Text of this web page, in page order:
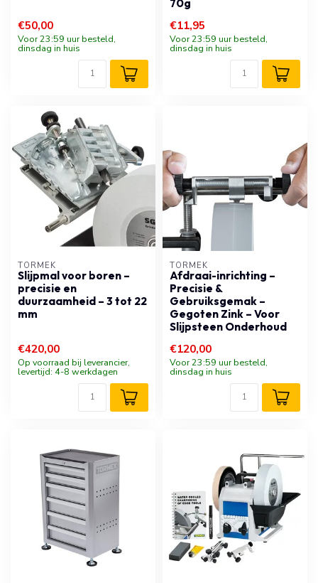
€50,00
Voor 23:59 uur besteld,
dinsdag in huis
70g
€11,95
Voor 23:59 uur besteld,
dinsdag in huis
TORMEK
Slijpmal voor boren –
precisie en
duurzaamheid – 3 tot 22
mm
€420,00
Op voorraad bij leverancier,
levertijd: 4-8 werkdagen
TORMEK
Afdraai-inrichting –
Precisie &
Gebruiksgemak –
Gegoten Zink – Voor
Slijpsteen Onderhoud
€120,00
Voor 23:59 uur besteld,
dinsdag in huis